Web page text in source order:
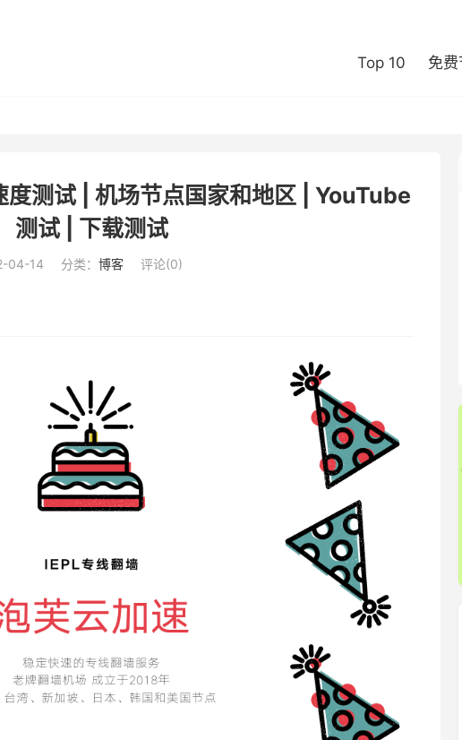
Top 10 免
测试 | 机场节点国家和地区 | YouTube
测试 | 下载测试
04-14 分类： 博客 评论(0)